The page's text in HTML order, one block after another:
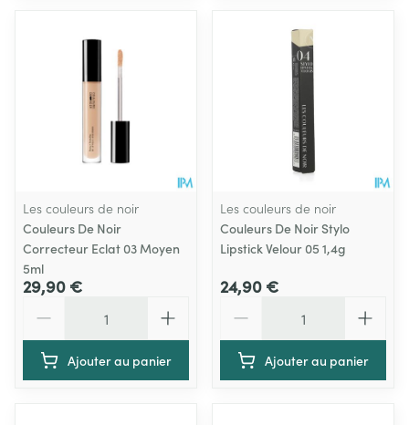
Les couleurs de noir
Couleurs De Noir
Correcteur Eclat 03 Moyen
5ml
29,90 €
Ajouter au panier
Les couleurs de noir
Couleurs De Noir Stylo
Lipstick Velour 05 1,4g
24,90 €
Ajouter au panier